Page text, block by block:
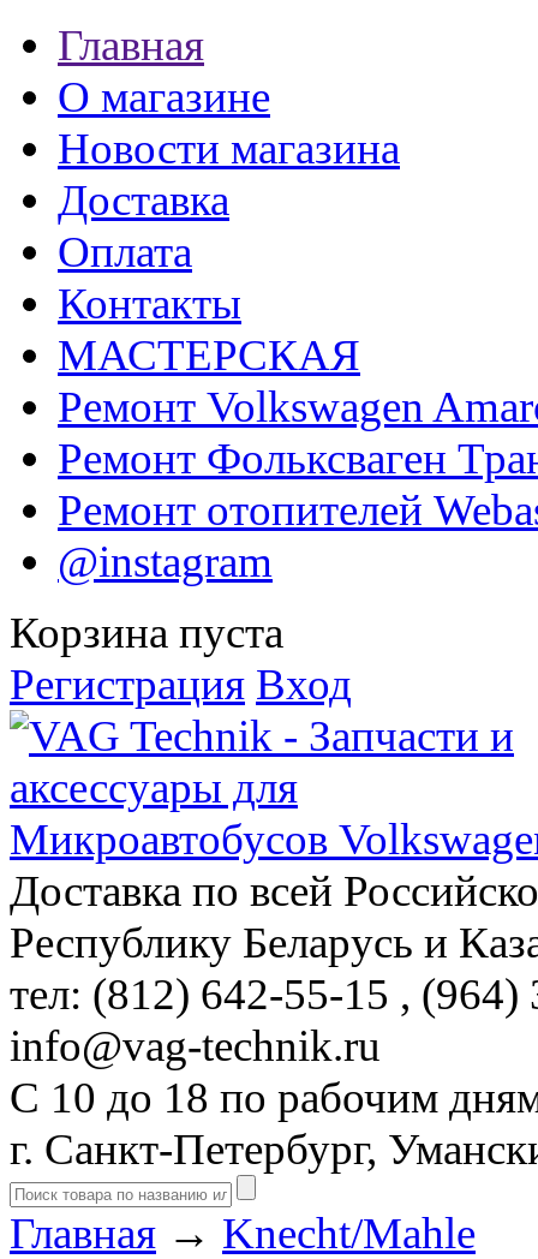
Главная
О магазине
Новости магазина
Доставка
Оплата
Контакты
МАСТЕРСКАЯ
Ремонт Volkswagen
Ремонт Фольксваген
Ремонт отопителей
@instagram
Корзина пуста
Регистрация Вход
Доставка по всей
Республику Беларусь и
тел: (812) 642-55-15 , (964)
info@vag-technik.ru
С 10 до 18 по рабочим
г. Санкт-Петербург,
Главная → Knecht/Mahle